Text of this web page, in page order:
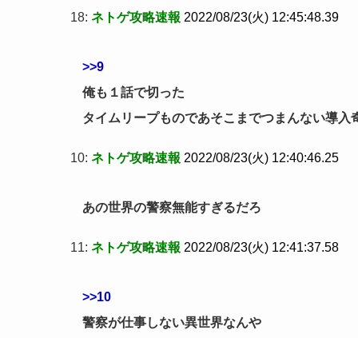
18: ネトゲ攻略速報 2022/08/23(火) 12:45:48.39
>>9
俺も１話で切った
タイムリープものであそこまでつまんない導入
10: ネトゲ攻略速報 2022/08/23(火) 12:40:46.25
あの世界の警察無能すぎるだろ
11: ネトゲ攻略速報 2022/08/23(火) 12:41:37.58
>>10
警察が仕事しない異世界なんや